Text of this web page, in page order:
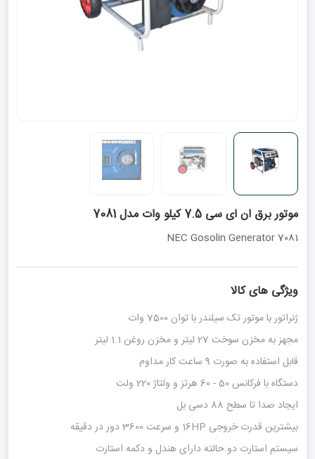
موتور برق ان ای سی 7.5 کیلو وات مدل 7081
NEC Gosolin Generator 7081
ویژگی های کالا
ژنراتور با موتور تک سیلندر با توان 7500 وات
مجهز به مخزن سوخت 27 لیتر و مخزن روغن 1.1 لیتر
قابل استفاده به صورت 9 ساعت کار مداوم
دستگاه با فرکانس 50 - 60 هرتز و ولتاژ 220 ولت
ایجاد صدا تا سطح 88 دسی بل
بیشترین قدرت خروجی 16HP و سرعت 3600 دور در دقیقه
سیستم استارت دو حالته دارای هندل و دکمه استارت